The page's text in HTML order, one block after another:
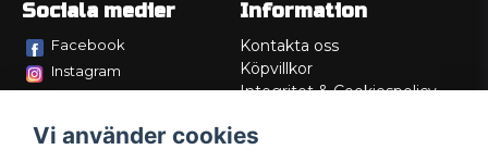
Sociala medier
Facebook
Instagram
Information
Kontakta oss
Köpvillkor
Integritet & Cookiespolicy
Service/Garanti
Vi använder cookies